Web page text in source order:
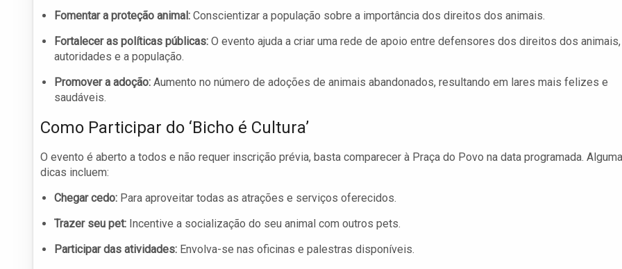
Fomentar a proteção animal: Conscientizar a população sobre a importância dos direitos dos animais.
Fortalecer as políticas públicas: O evento ajuda a criar uma rede de apoio entre defensores dos direitos dos animais,
autoridades e a população.
Promover a adoção: Aumento no número de adoções de animais abandonados, resultando em lares mais felizes e
saudáveis.
Como Participar do ‘Bicho é Cultura’
O evento é aberto a todos e não requer inscrição prévia, basta comparecer à Praça do Povo na data programada.
dicas incluem:
Chegar cedo: Para aproveitar todas as atrações e serviços oferecidos.
Trazer seu pet: Incentive a socialização do seu animal com outros pets.
Participar das atividades: Envolva-se nas oficinas e palestras disponíveis.